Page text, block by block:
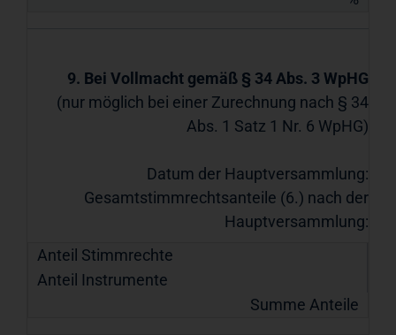
9. Bei Vollmacht gemäß § 34 Abs. 3 WpHG
(nur möglich bei einer Zurechnung nach § 34
Abs. 1 Satz 1 Nr. 6 WpHG)
Datum der Hauptversammlung:
Gesamtstimmrechtsanteile (6.) nach der
Hauptversammlung:
Anteil Stimmrechte
Anteil Instrumente
Summe Anteile